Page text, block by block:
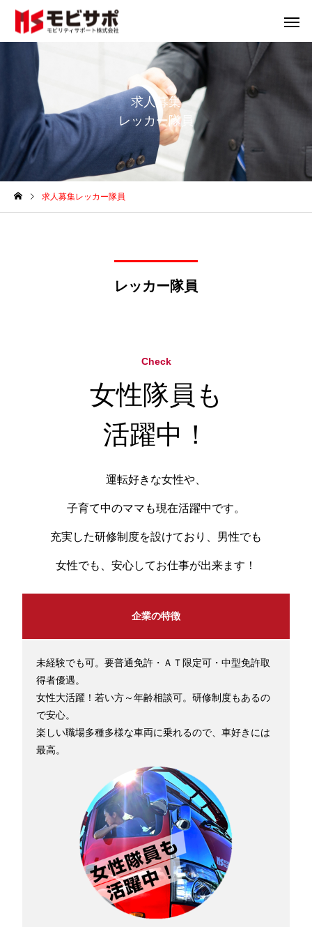
ロードサービス（レッ
カー移動業）
販売車両
レクサス LS460 バージョ
販売車両
トヨタ クラウンロイヤ
販売車両
レクサス LS460 バージョ
販売車両
トヨタ クラウンロイヤ
求人募集
レッカー隊員
求人募集レッカー隊員
レッカー隊員
Check
女性隊員も
活躍中！
運転好きな女性や、
子育て中のママも現在活躍中です。
充実した研修制度を設けており、男性でも
女性でも、安心してお仕事が出来ます！
企業の特徴
未経験でも可。要普通免許・ＡＴ限定可・中型免許取
得者優遇。
女性大活躍！若い方～年齢相談可。研修制度もあるの
で安心。
楽しい職場多種多様な車両に乗れるので、車好きには
最高。